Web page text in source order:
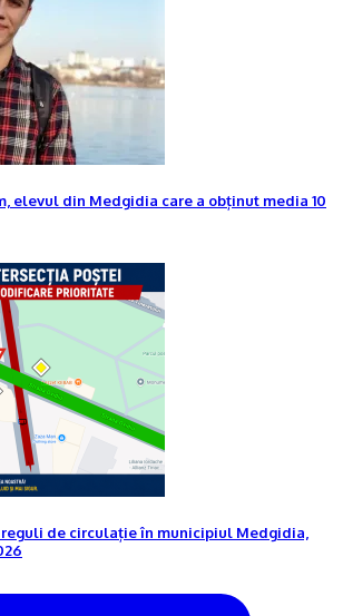
elevul din Medgidia care a obținut media 10
reguli de circulație în municipiul Medgidia,